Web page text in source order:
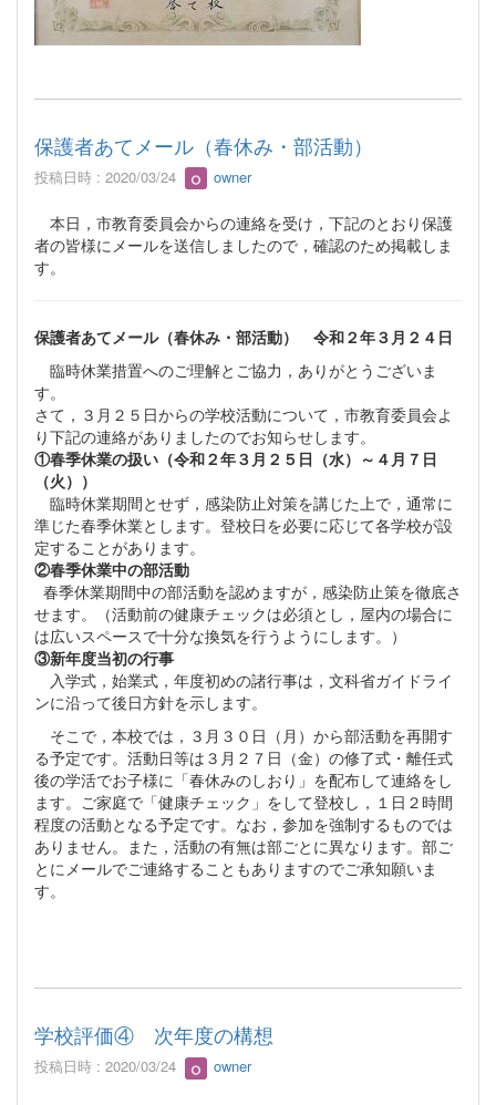
保護者あてメール（春休み・部活動）
投稿日時 : 2020/03/24 owner
本日，市教育委員会からの連絡を受け，下記のとおり保護
者の皆様にメールを送信しましたので，確認のため掲載しま
す。
保護者あてメール（春休み・部活動） 令和２年３月２４日
臨時休業措置へのご理解とご協力，ありがとうございま
す。
さて，３月２５日からの学校活動について，市教育委員会よ
り下記の連絡がありましたのでお知らせします。
①春季休業の扱い（令和２年３月２５日（水）～４月７日
（火））
臨時休業期間とせず，感染防止対策を講じた上で，通常に
準じた春季休業とします。登校日を必要に応じて各学校が設
定することがあります。
②春季休業中の部活動
春季休業期間中の部活動を認めますが，感染防止策を徹底さ
せます。（活動前の健康チェックは必須とし，屋内の場合に
は広いスペースで十分な換気を行うようにします。）
③新年度当初の行事
入学式，始業式，年度初めの諸行事は，文科省ガイドライ
ンに沿って後日方針を示します。
そこで，本校では，３月３０日（月）から部活動を再開す
る予定です。活動日等は３月２７日（金）の修了式・離任式
後の学活でお子様に「春休みのしおり」を配布して連絡をし
ます。ご家庭で「健康チェック」をして登校し，１日２時間
程度の活動となる予定です。なお，参加を強制するものでは
ありません。また，活動の有無は部ごとに異なります。部ご
とにメールでご連絡することもありますのでご承知願いま
す。
学校評価④ 次年度の構想
投稿日時 : 2020/03/24 owner